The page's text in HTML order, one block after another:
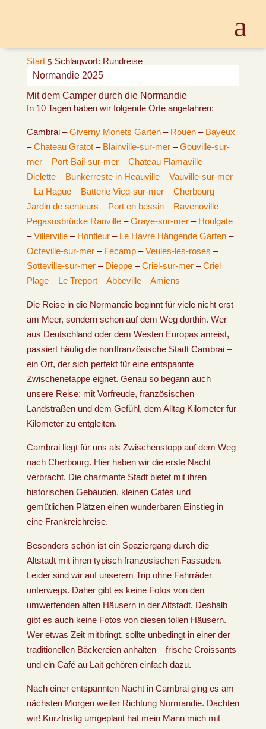
Start 5 Schlagwort: Rundreise
Normandie 2025
Mit dem Camper durch die Normandie
In 10 Tagen haben wir folgende Orte angefahren:
Cambrai –Giverny Monets Garten– Rouen– Bayeux
–Chateau Gratot– Blainville-sur-mer–Gouville-sur-
mer– Port-Bail-sur-mer–Chateau Flamaville–
Dielette – Bunkerreste in Heauville–Vauville-sur-mer
– La Hague– Batterie Vicq-sur-mer–Cherbourg
Jardin de senteurs – Port en bessin– Ravenoville–
Pegasusbrücke Ranville–Graye-sur-mer– Houlgate
–Villerville– Honfleur– Le Havre Hängende Gärten–
Octeville-sur-mer– Fecamp–Veules-les-roses –
Sotteville-sur-mer– Dieppe–Criel-sur-mer–Criel
Plage– Le Treport–Abbeville–Amiens
Die Reise in die Normandie beginnt für viele nicht erst
am Meer, sondern schon auf dem Weg dorthin. Wer
aus Deutschland oder dem Westen Europas anreist,
passiert häufig die nordfranzösische Stadt Cambrai –
ein Ort, der sich perfekt für eine entspannte
Zwischenetappe eignet. Genau so begann auch
unsere Reise: mit Vorfreude, französischen
Landstraßen und dem Gefühl, dem Alltag Kilometer für
Kilometer zu entgleiten.
Cambrai liegt für uns als Zwischenstopp auf dem Weg
nach Cherbourg. Hier haben wir die erste Nacht
verbracht. Die charmante Stadt bietet mit ihren
historischen Gebäuden, kleinen Cafés und
gemütlichen Plätzen einen wunderbaren Einstieg in
eine Frankreichreise.
Besonders schön ist ein Spaziergang durch die
Altstadt mit ihren typisch französischen Fassaden.
Leider sind wir auf unserem Trip ohne Fahrräder
unterwegs. Daher gibt es keine Fotos von den
umwerfenden alten Häusern in der Altstadt. Deshalb
gibt es auch keine Fotos von diesen tollen Häusern.
Wer etwas Zeit mitbringt, sollte unbedingt in einer der
traditionellen Bäckereien anhalten – frische Croissants
und ein Café au Lait gehören einfach dazu.
Nach einer entspannten Nacht in Cambrai ging es am
nächsten Morgen weiter Richtung Normandie. Dachten
wir! Kurzfristig umgeplant hat mein Mann mich mit